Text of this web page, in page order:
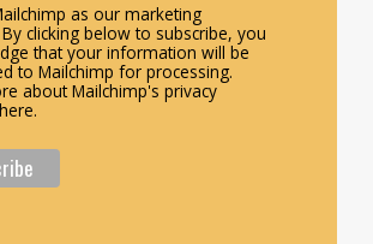
as our marketing
clicking below to subscribe, you
that your information will be
to Mailchimp for processing.
about Mailchimp's privacy